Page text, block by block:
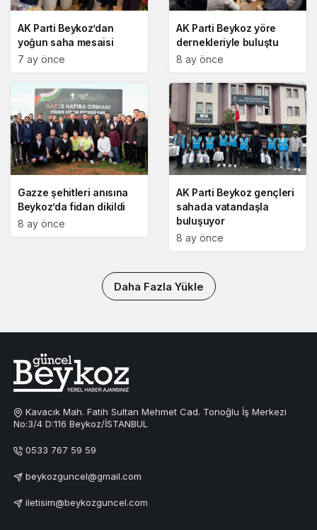
AK Parti Beykoz’dan
yoğun saha mesaisi
7 ay önce
AK Parti Beykoz yöre
dernekleriyle buluştu
8 ay önce
Gazze şehitleri anısına
Beykoz’da fidan dikildi
8 ay önce
AK Parti Beykoz gençleri
sahada vatandaşla
buluşuyor
8 ay önce
Daha Fazla Yükle
Kavacık Mah. Fatih Sultan Mehmet Cad. Tonoğlu İş Merkezi
No:3/4 D:116 Beykoz/İSTANBUL
0533 767 59 59
beykozguncel@gmail.com
iletisim@beykozguncel.com